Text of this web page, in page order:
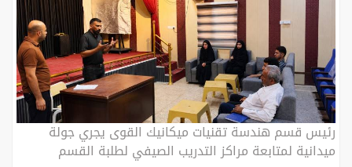
رئيس قسم هندسة تقنيات ميكانيك القوى يجري جولة
ميدانية لمتابعة مراكز التدريب الصيفي لطلبة القسم